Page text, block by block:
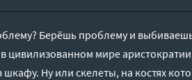
Берёшь проблему и
цивилизованном мире
Ну или скелеты, на костях